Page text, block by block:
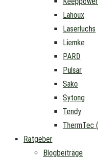
Lahoux
Laserluchs
Liemke
PARD
Pulsar
Sako
Sytong
Tendy
ThermTec
Ratgeber
Blogbeiträge